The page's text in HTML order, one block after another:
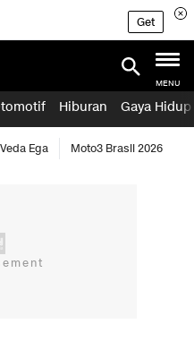
Get
MENU
Hiburan Gaya Hidup
Veda Ega Moto3 Brasil 2026